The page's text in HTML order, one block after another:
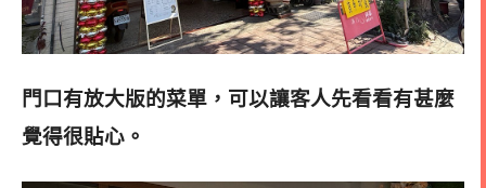
門口有放大版的菜單，可以讓客人先看看有甚麼
覺得很貼心 。